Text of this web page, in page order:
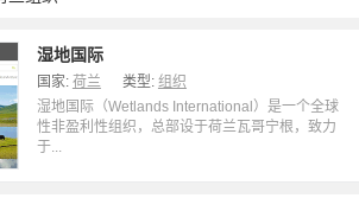
湿地国际
国家: 荷兰 类型: 组织
湿地国际（Wetlands International）是一个全球
性非盈利性组织，总部设于荷兰瓦哥宁根，致力
于...